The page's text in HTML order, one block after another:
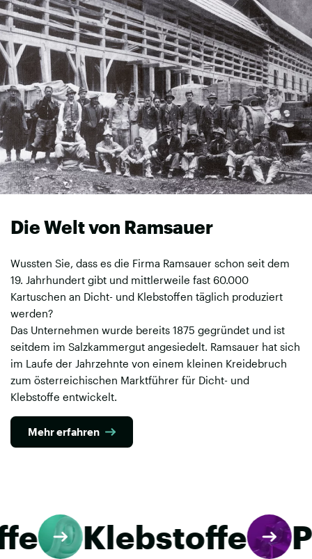
Die Welt von Ramsauer
Wussten Sie, dass es die Firma Ramsauer schon seit dem
19. Jahrhundert gibt und mittlerweile fast 60.000
Kartuschen an Dicht- und Klebstoffen täglich produziert
werden?
Das Unternehmen wurde bereits 1875 gegründet und ist
seitdem im Salzkammergut angesiedelt. Ramsauer hat sich
im Laufe der Jahrzehnte von einem kleinen Kreidebruch
zum österreichischen Marktführer für Dicht- und
Klebstoffe entwickelt.
Mehr erfahren
Klebstoffe PU-